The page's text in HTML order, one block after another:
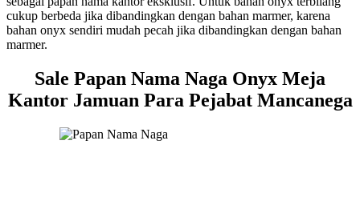
cukup berbeda jika dibandingkan dengan bahan marmer, karena
bahan onyx sendiri mudah pecah jika dibandingkan dengan bahan
marmer.
Sale Papan Nama Naga Onyx Meja
Kantor Jamuan Para Pejabat Mancanega